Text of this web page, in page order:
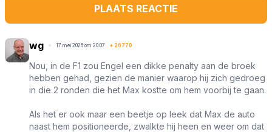
PLAATS REACTIE
wg 17 mei 2026 om 20:07 + 26770
Nou, in de F1 zou Engel een dikke penalty aan de broek
hebben gehad, gezien de manier waarop hij zich gedroeg
in die 2 ronden die het Max kostte om hem voorbij te gaan.
Als het er ook maar een beetje op leek dat Max de auto
naast hem positioneerde, zwalkte hij heen en weer om dat